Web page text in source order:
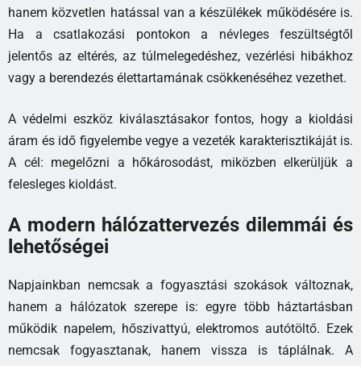
hanem közvetlen hatással van a készülékek működésére is.
Ha a csatlakozási pontokon a névleges feszültségtől
jelentős az eltérés, az túlmelegedéshez, vezérlési hibákhoz
vagy a berendezés élettartamának csökkenéséhez vezethet.
A védelmi eszköz kiválasztásakor fontos, hogy a kioldási
áram és idő figyelembe vegye a vezeték karakterisztikáját is.
A cél: megelőzni a hőkárosodást, miközben elkerüljük a
felesleges kioldást.
A modern hálózattervezés dilemmái és
lehetőségei
Napjainkban nemcsak a fogyasztási szokások változnak,
hanem a hálózatok szerepe is: egyre több háztartásban
működik napelem, hőszivattyú, elektromos autótöltő. Ezek
nemcsak fogyasztanak, hanem vissza is táplálnak. A